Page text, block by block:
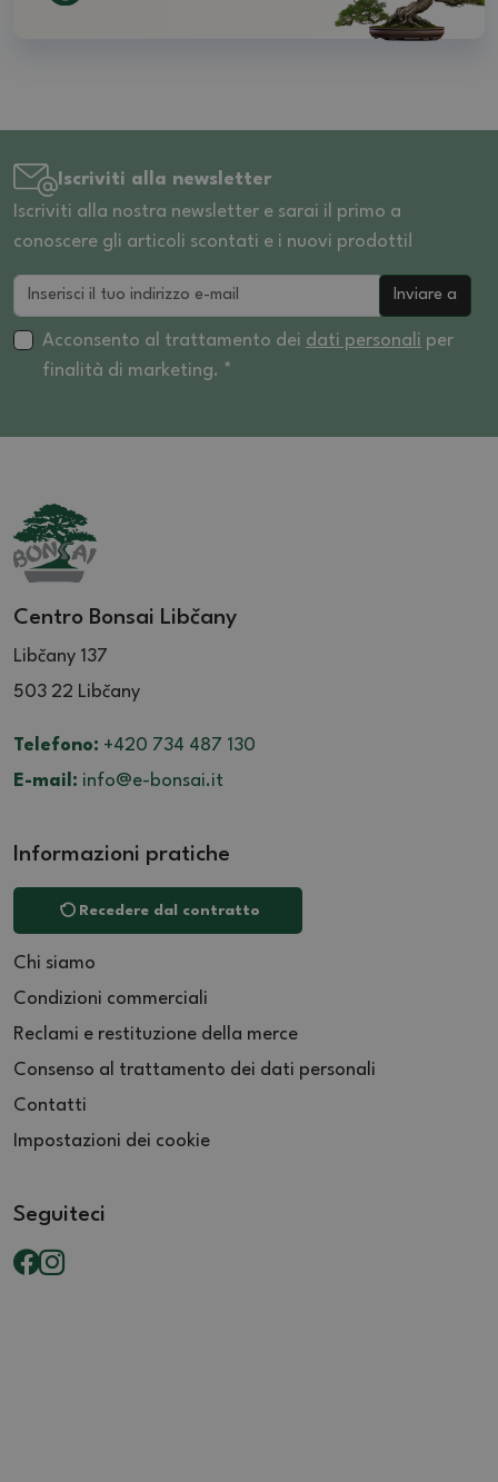
Iscriviti alla newsletter
Iscriviti alla nostra newsletter e sarai il primo a
conoscere gli articoli scontati e i nuovi prodotti!
Inviare a
Acconsento al trattamento dei dati personali per
finalità di marketing. *
Centro Bonsai Libčany
Libčany 137
503 22 Libčany
Telefono: +420 734 487 130
E-mail: info@e-bonsai.it
Informazioni pratiche
Recedere dal contratto
Chi siamo
Condizioni commerciali
Reclami e restituzione della merce
Consenso al trattamento dei dati personali
Contatti
Impostazioni dei cookie
Seguiteci